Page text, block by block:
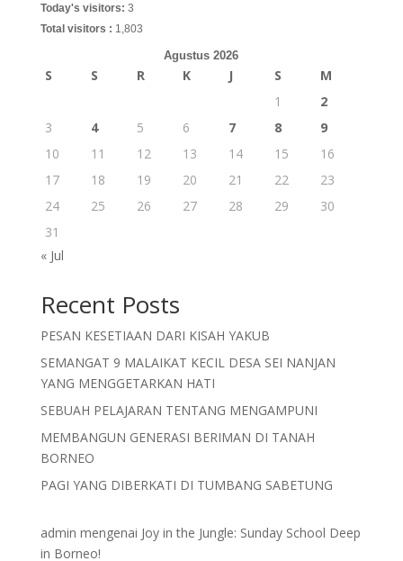
Today's visitors: 3
Total visitors : 1,803
Agustus 2026
S S R K J S
M
1
2
3
4 5 6 7 8
9
10
11 12 13 14 15
16
17
18 19 20 21 22
23
24
25 26 27 28 29
30
31
« Jul
Recent Posts
PESAN KESETIAAN DARI KISAH YAKUB
SEMANGAT 9 MALAIKAT KECIL DESA SEI NANJAN
YANG MENGGETARKAN HATI
SEBUAH PELAJARAN TENTANG MENGAMPUNI
MEMBANGUN GENERASI BERIMAN DI TANAH
BORNEO
PAGI YANG DIBERKATI DI TUMBANG SABETUNG
admin mengenai Joy in the Jungle: Sunday School Deep
in Borneo!